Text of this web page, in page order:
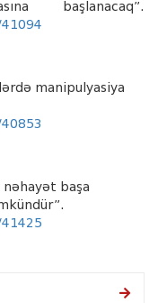
başlanacaq”.
manipulyasiya
başa